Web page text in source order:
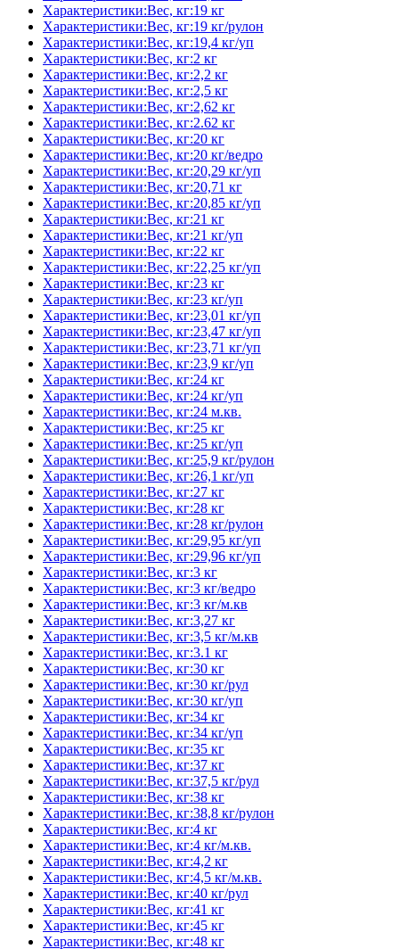
Характеристики:Вес, кг:19 кг
Характеристики:Вес, кг:19 кг/рулон
Характеристики:Вес, кг:19,4 кг/уп
Характеристики:Вес, кг:2 кг
Характеристики:Вес, кг:2,2 кг
Характеристики:Вес, кг:2,5 кг
Характеристики:Вес, кг:2,62 кг
Характеристики:Вес, кг:2.62 кг
Характеристики:Вес, кг:20 кг
Характеристики:Вес, кг:20 кг/ведро
Характеристики:Вес, кг:20,29 кг/уп
Характеристики:Вес, кг:20,71 кг
Характеристики:Вес, кг:20,85 кг/уп
Характеристики:Вес, кг:21 кг
Характеристики:Вес, кг:21 кг/уп
Характеристики:Вес, кг:22 кг
Характеристики:Вес, кг:22,25 кг/уп
Характеристики:Вес, кг:23 кг
Характеристики:Вес, кг:23 кг/уп
Характеристики:Вес, кг:23,01 кг/уп
Характеристики:Вес, кг:23,47 кг/уп
Характеристики:Вес, кг:23,71 кг/уп
Характеристики:Вес, кг:23,9 кг/уп
Характеристики:Вес, кг:24 кг
Характеристики:Вес, кг:24 кг/уп
Характеристики:Вес, кг:24 м.кв.
Характеристики:Вес, кг:25 кг
Характеристики:Вес, кг:25 кг/уп
Характеристики:Вес, кг:25,9 кг/рулон
Характеристики:Вес, кг:26,1 кг/уп
Характеристики:Вес, кг:27 кг
Характеристики:Вес, кг:28 кг
Характеристики:Вес, кг:28 кг/рулон
Характеристики:Вес, кг:29,95 кг/уп
Характеристики:Вес, кг:29,96 кг/уп
Характеристики:Вес, кг:3 кг
Характеристики:Вес, кг:3 кг/ведро
Характеристики:Вес, кг:3 кг/м.кв
Характеристики:Вес, кг:3,27 кг
Характеристики:Вес, кг:3,5 кг/м.кв
Характеристики:Вес, кг:3.1 кг
Характеристики:Вес, кг:30 кг
Характеристики:Вес, кг:30 кг/рул
Характеристики:Вес, кг:30 кг/уп
Характеристики:Вес, кг:34 кг
Характеристики:Вес, кг:34 кг/уп
Характеристики:Вес, кг:35 кг
Характеристики:Вес, кг:37 кг
Характеристики:Вес, кг:37,5 кг/рул
Характеристики:Вес, кг:38 кг
Характеристики:Вес, кг:38,8 кг/рулон
Характеристики:Вес, кг:4 кг
Характеристики:Вес, кг:4 кг/м.кв.
Характеристики:Вес, кг:4,2 кг
Характеристики:Вес, кг:4,5 кг/м.кв.
Характеристики:Вес, кг:40 кг/рул
Характеристики:Вес, кг:41 кг
Характеристики:Вес, кг:45 кг
Характеристики:Вес, кг:48 кг